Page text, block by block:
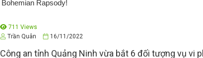
711 Views
Trần Quân
16/11/2022
Công an tỉnh Quảng Ninh vừa bắt 6 đối tượng vụ vi